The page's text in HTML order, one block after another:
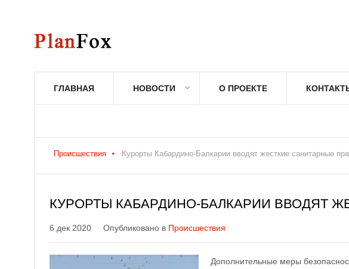
ГЛАВНАЯ НОВОСТИ О ПРОЕКТЕ
Происшествия Курорты Кабардино-Балкарии вводят жесткие санитарные
КУРОРТЫ КАБАРДИНО-БАЛКАРИИ ВВОДЯТ
6 дек 2020 Опубликовано в Происшествия
Дополнительные меры